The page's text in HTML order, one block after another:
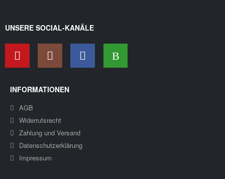
UNSERE SOCIAL-KANÄLE
INFORMATIONEN
AGB
Widerrufsrecht
Zahlung und Versand
Datenschutzerklärung
Impressum